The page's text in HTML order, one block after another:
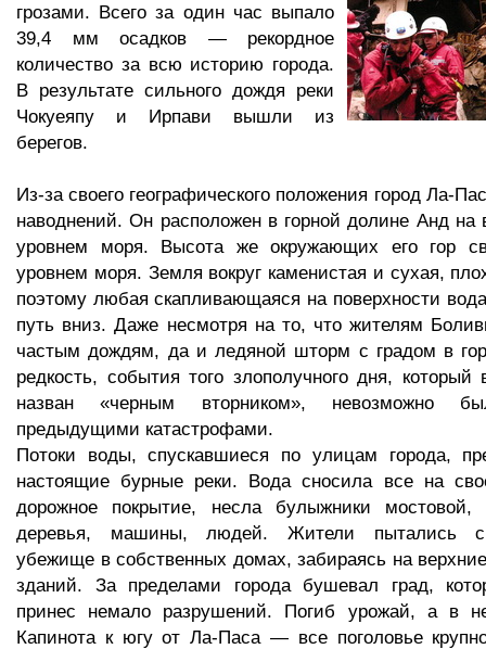
грозами. Всего за один час выпало
39,4 мм осадков — рекордное
количество за всю историю города.
В результате сильного дождя реки
Чокуеяпу и Ирпави вышли из
берегов.
Из-за своего географического положения город Ла-
наводнений. Он расположен в горной долине Анд на
уровнем моря. Высота же окружающих его гор
уровнем моря. Земля вокруг каменистая и сухая,
поэтому любая скапливающаяся на поверхности
путь вниз. Даже несмотря на то, что жителям
частым дождям, да и ледяной шторм с градом в
редкость, события того злополучного дня,
назван «черным вторником», невозможно
предыдущими катастрофами.
Потоки воды, спускавшиеся по улицам города,
настоящие бурные реки. Вода сносила все на
дорожное покрытие, несла булыжники
деревья, машины, людей. Жители пытались
убежище в собственных домах, забираясь на
зданий. За пределами города бушевал град,
принес немало разрушений. Погиб урожай, а в
Капинота к югу от Ла-Паса — все поголовье